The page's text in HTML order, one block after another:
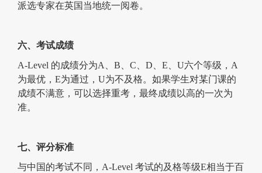
派选专家在英国当地统一阅卷。
六、考试成绩
A-Level 的成绩分为A、B、C、D、E、U六个等级，A
为最优，E为通过，U为不及格。如果学生对某门课的
成绩不满意，可以选择重考，最终成绩以高的一次为
准。
七、评分标准
与中国的考试不同，A-Level 考试的及格等级E相当于百